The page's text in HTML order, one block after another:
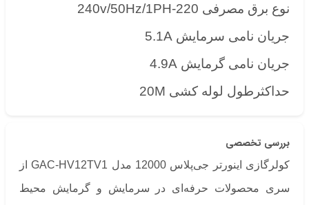
نوع برق مصرفی 220-240v/50Hz/1PH
جریان نامی سرمایش 5.1A
جریان نامی گرمایش 4.9A
حداکثرطول لوله کشی 20M
بررسی تخصصی
کولرگازی اینورتر جی‌پلاس 12000 مدل GAC-HV12TV1 از
سری محصولات حرفه‌ای در سرمایش و گرمایش محیط